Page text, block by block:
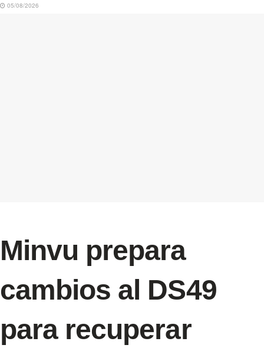
05/08/2026
Minvu prepara
cambios al DS49
para recuperar